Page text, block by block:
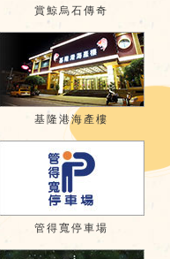
賞鯨烏石傳奇
基隆港海產樓
管得寬停車場